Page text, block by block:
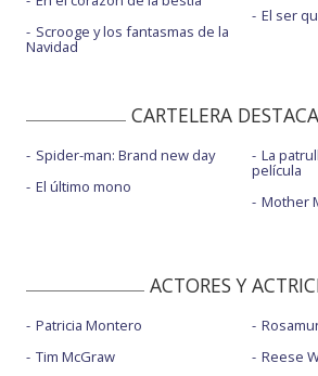
Scrooge y los fantasmas de la
Navidad
El ser
CARTELERA
Spider-man: Brand new day
El último mono
La
película
Mother
ACTORES Y
Patricia Montero
Tim McGraw
Reese